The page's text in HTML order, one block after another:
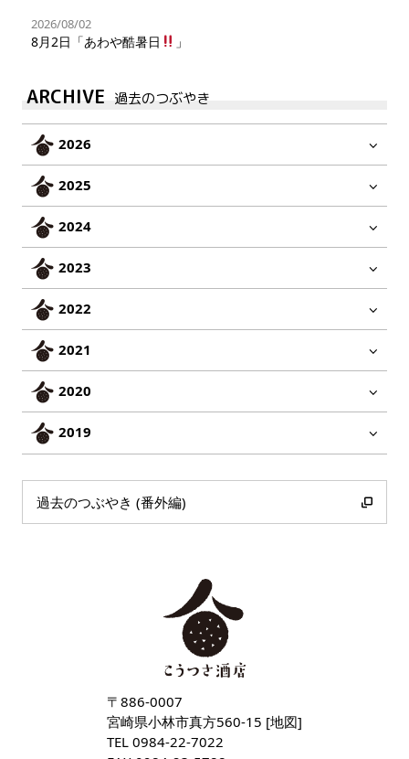
2026/08/02
8月2日「あわや酷暑日 」
ARCHIVE 過去のつぶやき
2026
2025
2024
2023
2022
2021
2020
2019
過去のつぶやき (番外編)
〒886-0007
宮崎県小林市真方560-15 [地図]
TEL 0984-22-7022